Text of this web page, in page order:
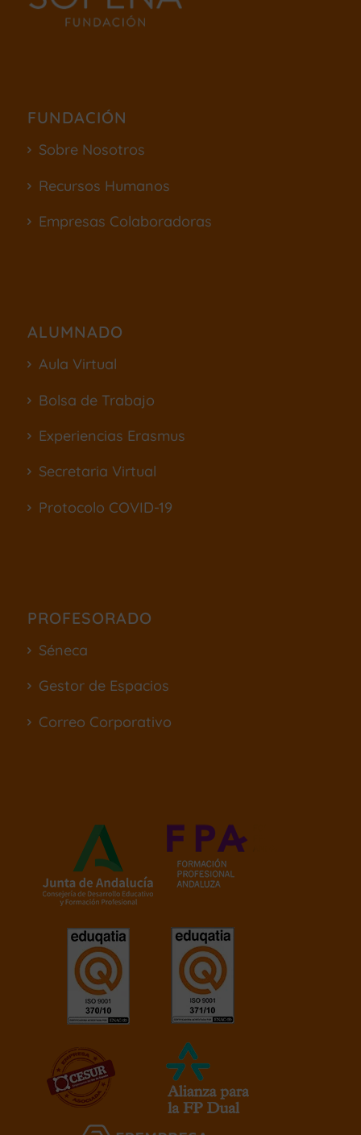
FUNDACIÓN
Sobre Nosotros
Recursos Humanos
Empresas Colaboradoras
ALUMNADO
Aula Virtual
Bolsa de Trabajo
Experiencias Erasmus
Secretaria Virtual
Protocolo COVID-19
PROFESORADO
Séneca
Gestor de Espacios
Correo Corporativo